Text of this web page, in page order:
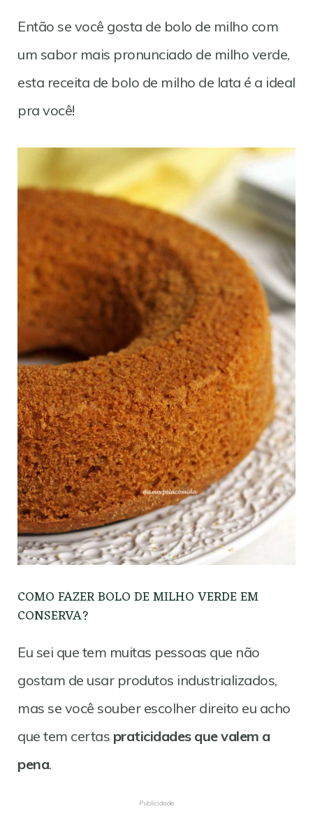
Então se você gosta de bolo de milho com
um sabor mais pronunciado de milho verde,
esta receita de bolo de milho de lata é a ideal
pra você!
COMO FAZER BOLO DE MILHO VERDE EM
CONSERVA?
Eu sei que tem muitas pessoas que não
gostam de usar produtos industrializados,
mas se você souber escolher direito eu acho
que tem certas praticidades que valem a
pena.
Publicidade